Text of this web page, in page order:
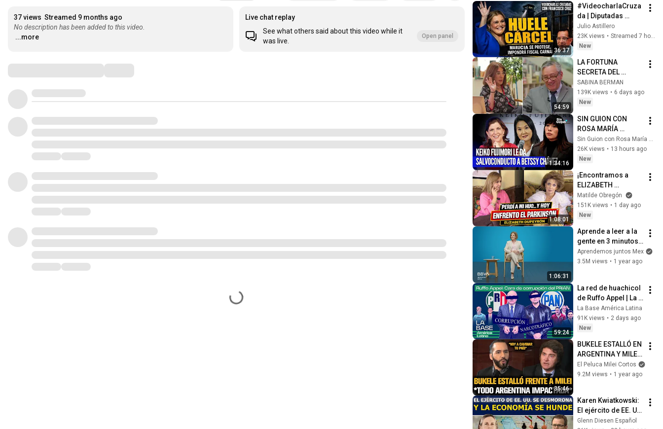
37 views Streamed 9 months ago
No description has been added to this video.
...more
Live chat replay
See what others said about this video while it
was live.
Open panel
36:37
#VideocharlaCruza
da | Diputadas
millonarias
“antiviejitos” y el
cinismo de Morena
Julio Astillero
23K views •
Streamed 7 hours ago
New
54:59
LA FORTUNA
SECRETA DEL
CARDENAL
NORBERTO RIVERA.
#LargoAliento con
SABINA BERMAN
139K views • 6 days ago
New
1:34:16
SIN GUION CON
ROSA MARÍA
PALACIOS:
PROGRAMA DEL 7
DE AGOSTO DEL
26K views • 13 hours ago
New
1:08:01
¡Encontramos a
ELIZABETH
DUPEYRON! "Llevo
más de 11 años sin
poder trabajar" /
Obregón
Matilde Obregón
151K views • 1 day ago
New
1:06:31
Aprende a leer a la
gente en 3 minutos |
Bárbara Tijerina,
experta en
Aprendemos juntos Mex
3.5M views • 1 year ago
59:24
La red de huachicol
de Ruffo Appel | La
BaseLatam 2X3
La Base América Latina
91K views • 2 days ago
New
35:46
BUKELE ESTALLÓ EN
ARGENTINA Y MILEI
QUEDÓ IMPACTADO
El Peluca Milei Cortos
9.2M views • 1 year ago
Karen Kwiatkowski:
El ejército de EE. UU.
se desmorona y la
Glenn Diesen Español